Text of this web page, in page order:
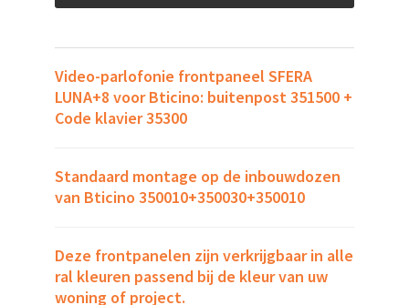
Video-parlofonie frontpaneel SFERA
LUNA+8 voor Bticino: buitenpost 351500 +
Code klavier 35300
Standaard montage op de inbouwdozen
van Bticino 350010+350030+350010
Deze frontpanelen zijn verkrijgbaar in alle
ral kleuren passend bij de kleur van uw
woning of project.